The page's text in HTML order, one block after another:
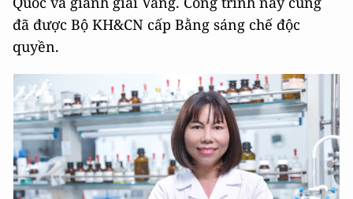
đã được Bộ KH&CN cấp Bằng sáng chế độc
quyền.